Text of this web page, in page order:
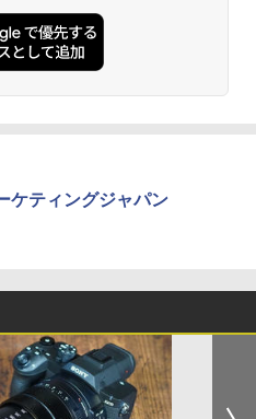
ケティングジャパン